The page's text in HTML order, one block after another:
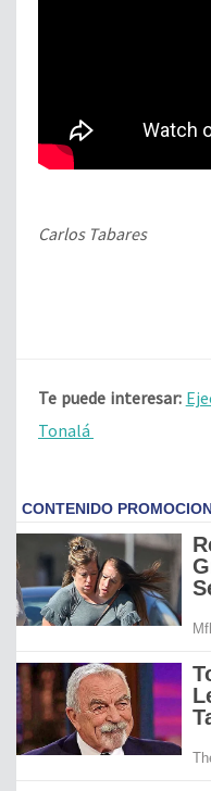
Carlos Tabares
Te puede interesar:
Tonalá